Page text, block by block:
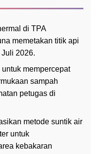
di TPA
memetakan titik api
2026.
mempercepat
sampah
petugas di
metode suntik air
untuk
kebakaran